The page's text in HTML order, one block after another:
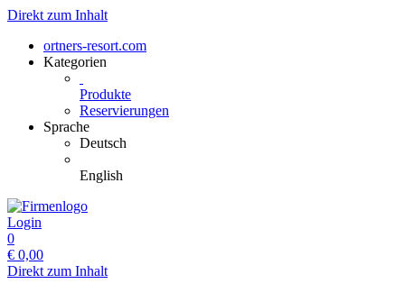
Direkt zum Inhalt
ortners-resort.com
Kategorien
Produkte
Reservierungen
Sprache
Deutsch
English
Login
0
€ 0,00
Direkt zum Inhalt